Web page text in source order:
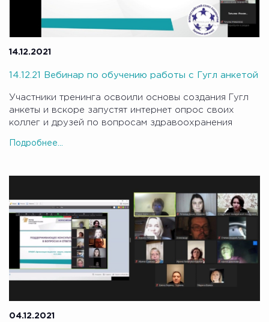
14.12.2021
14.12.21 Вебинар по обучению работы с Гугл анкетой
Участники тренинга освоили основы создания Гугл
анкеты и вскоре запустят интернет опрос своих
коллег и друзей по вопросам здравоохранения
Подробнее...
04.12.2021